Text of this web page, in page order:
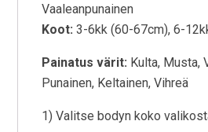
Vaaleanpunainen
Koot: 3-6kk (60-67cm), 6-
Painatus värit: Kulta, Musta,
Punainen, Keltainen, Vihreä
1) Valitse bodyn koko